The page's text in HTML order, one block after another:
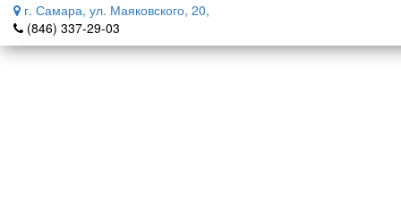
г. Самара, ул. Маяковского, 20,
(846) 337-29-03